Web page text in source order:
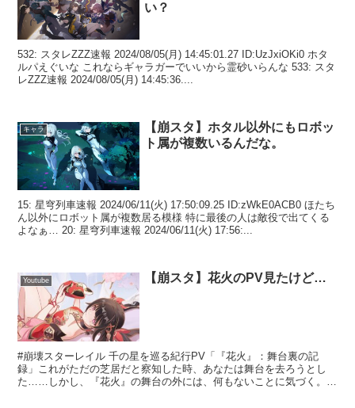
い？
532: スタレZZZ速報 2024/08/05(月) 14:45:01.27 ID:UzJxiOKi0 ホタ
ルパえぐいな これならギャラガーでいいから霊砂いらんな 533: スタ
レZZZ速報 2024/08/05(月) 14:45:36....
キャラ
【崩スタ】ホタル以外にもロボッ
ト属が複数いるんだな。
15: 星穹列車速報 2024/06/11(火) 17:50:09.25 ID:zWkE0ACB0 ほたち
ん以外にロボット属が複数居る模様 特に最後の人は敵役で出てくる
よなぁ… 20: 星穹列車速報 2024/06/11(火) 17:56:...
Youtube 【崩スタ】花火のPV見たけど…
#崩壊スターレイル 千の星を巡る紀行PV「『花火』：舞台裏の記
録」これがただの芝居だと察知した時、あなたは舞台を去ろうとし
た……しかし、『花火』の舞台の外には、何もないことに気づく。キ